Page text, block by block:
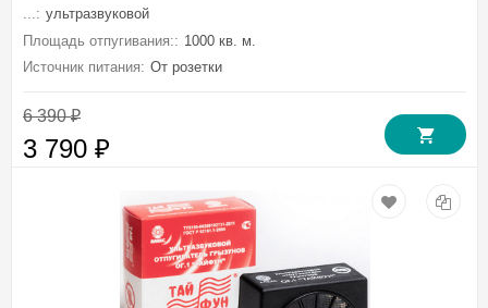
...: ультразвуковой
Площадь отпугивания:: 1000 кв. м.
Источник питания: От розетки
6 390₽
3 790 ₽